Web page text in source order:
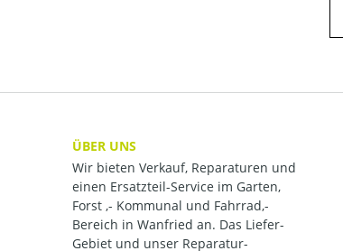
ÜBER UNS
Wir bieten Verkauf, Reparaturen und
einen Ersatzteil-Service im Garten,
Forst ,- Kommunal und Fahrrad,-
Bereich in Wanfried an. Das Liefer-
Gebiet und unser Reparatur-